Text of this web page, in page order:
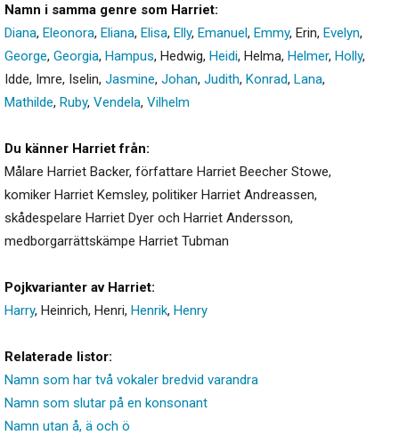
Namn i samma genre som Harriet:
Diana, Eleonora, Eliana, Elisa, Elly, Emanuel, Emmy, Erin, Evelyn,
George, Georgia, Hampus, Hedwig, Heidi, Helma, Helmer, Holly,
Idde, Imre, Iselin, Jasmine, Johan, Judith, Konrad, Lana,
Mathilde, Ruby, Vendela, Vilhelm
Du känner Harriet från:
Målare Harriet Backer, författare Harriet Beecher Stowe,
komiker Harriet Kemsley, politiker Harriet Andreassen,
skådespelare Harriet Dyer och Harriet Andersson,
medborgarrättskämpe Harriet Tubman
Pojkvarianter av Harriet:
Harry, Heinrich, Henri, Henrik, Henry
Relaterade listor:
Namn som har två vokaler bredvid varandra
Namn som slutar på en konsonant
Namn utan å, ä och ö